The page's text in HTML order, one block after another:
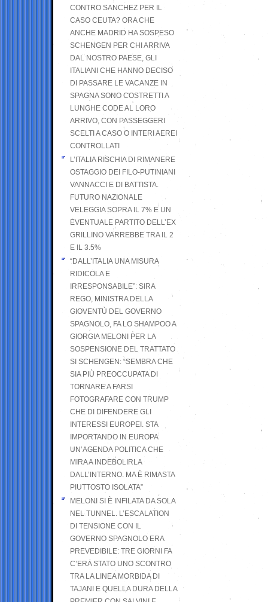
CONTRO SANCHEZ PER IL
CASO CEUTA? ORA CHE
ANCHE MADRID HA SOSPESO
SCHENGEN PER CHI ARRIVA
DAL NOSTRO PAESE, GLI
ITALIANI CHE HANNO DECISO
DI PASSARE LE VACANZE IN
SPAGNA SONO COSTRETTI A
LUNGHE CODE AL LORO
ARRIVO, CON PASSEGGERI
SCELTI A CASO O INTERI AEREI
CONTROLLATI
L’ITALIA RISCHIA DI RIMANERE
OSTAGGIO DEI FILO-PUTINIANI
VANNACCI E DI BATTISTA.
FUTURO NAZIONALE
VELEGGIA SOPRA IL 7% E UN
EVENTUALE PARTITO DELL’EX
GRILLINO VARREBBE TRA IL 2
E IL 3.5%
“DALL’ITALIA UNA MISURA
RIDICOLA E
IRRESPONSABILE”: SIRA
REGO, MINISTRA DELLA
GIOVENTÙ DEL GOVERNO
SPAGNOLO, FA LO SHAMPOO A
GIORGIA MELONI PER LA
SOSPENSIONE DEL TRATTATO
SI SCHENGEN: “SEMBRA CHE
SIA PIÙ PREOCCUPATA DI
TORNARE A FARSI
FOTOGRAFARE CON TRUMP
CHE DI DIFENDERE GLI
INTERESSI EUROPEI. STA
IMPORTANDO IN EUROPA
UN’AGENDA POLITICA CHE
MIRA A INDEBOLIRLA
DALL’INTERNO. MA È RIMASTA
PIUTTOSTO ISOLATA”
MELONI SI È INFILATA DA SOLA
NEL TUNNEL. L’ESCALATION
DI TENSIONE CON IL
GOVERNO SPAGNOLO ERA
PREVEDIBILE: TRE GIORNI FA
C’ERA STATO UNO SCONTRO
TRA LA LINEA MORBIDA DI
TAJANI E QUELLA DURA DELLA